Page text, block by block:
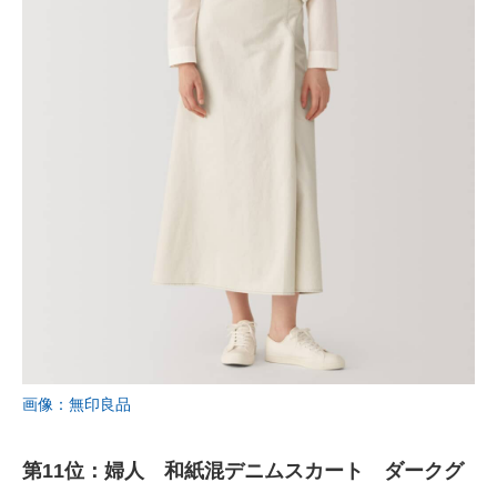
画像：無印良品
第11位：婦人 和紙混デニムスカート ダークグ